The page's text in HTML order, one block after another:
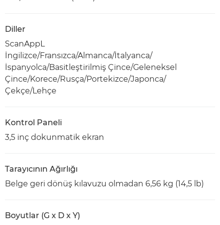
Diller
ScanAppL
İngilizce/Fransızca/Almanca/İtalyanca/
İspanyolca/Basitleştirilmiş Çince/Geleneksel
Çince/Korece/Rusça/Portekizce/Japonca/
Çekçe/Lehçe
Kontrol Paneli
3,5 inç dokunmatik ekran
Tarayıcının Ağırlığı
Belge geri dönüş kılavuzu olmadan 6,56 kg (14,5 lb)
Boyutlar (G x D x Y)